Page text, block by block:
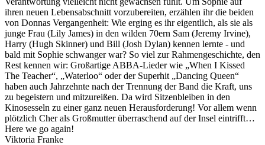
ihren neuen Lebensabschnitt vorzubereiten, erzählen ihr die beiden
von Donnas Vergangenheit: Wie erging es ihr eigentlich, als sie als
junge Frau (Lily James) in den wilden 70ern Sam (Jeremy Irvine),
Harry (Hugh Skinner) und Bill (Josh Dylan) kennen lernte - und
bald mit Sophie schwanger war? So viel zur Rahmengeschichte, den
Rest kennen wir: Großartige ABBA-Lieder wie „When I Kissed
The Teacher“, „Waterloo“ oder der Superhit „Dancing Queen“
haben auch Jahrzehnte nach der Trennung der Band die Kraft, uns
zu begeistern und mitzureißen. Da wird Sitzenbleiben in den
Kinosesseln zu einer ganz neuen Herausforderung! Vor allem wenn
plötzlich Cher als Großmutter überraschend auf der Insel eintrifft…
Here we go again!
Viktoria Franke